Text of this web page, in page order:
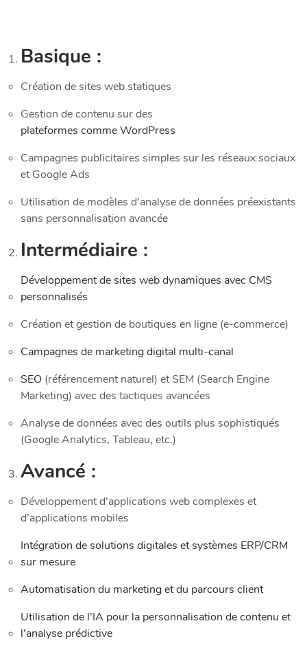
Basique :
Création de sites web statiques
Gestion de contenu sur des
plateformes comme WordPress
Campagnes publicitaires simples sur les réseaux sociaux
et Google Ads
Utilisation de modèles d’analyse de données préexistants
sans personnalisation avancée
Intermédiaire :
Développement de sites web dynamiques avec CMS
personnalisés
Création et gestion de boutiques en ligne (e-commerce)
Campagnes de marketing digital multi-canal
SEO (référencement naturel) et SEM (Search Engine
Marketing) avec des tactiques avancées
Analyse de données avec des outils plus sophistiqués
(Google Analytics, Tableau, etc.)
Avancé :
Développement d’applications web complexes et
d’applications mobiles
Intégration de solutions digitales et systèmes ERP/CRM
sur mesure
Automatisation du marketing et du parcours client
Utilisation de l’IA pour la personnalisation de contenu et
l’analyse prédictive